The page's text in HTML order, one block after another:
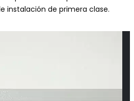
instalación de primera clase.